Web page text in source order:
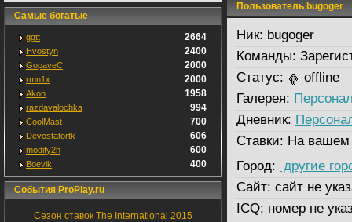
Самые богатые
ggtt 2664
Hvostyn 2400
GopaveC 2000
rmn1x 2000
Akon 1958
razdavalochka 994
CoolMast 700
Devostatortk 606
modify2h 600
Boevik 400
События ProPlay.ru
Сезон ставок The International 2015
Пользователь bugoger
Ник: bugoger
Команды:
Статус:
offline
Галерея:
Дневник:
Ставки: На вашем
Город: другие
Сайт: сайт не
ICQ: номер не